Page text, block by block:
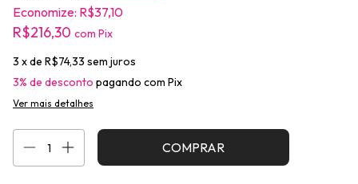
Economize: R$37,10
R$216,30 com Pix
3 x de R$74,33 sem juros
3% de desconto pagando com Pix
Ver mais detalhes